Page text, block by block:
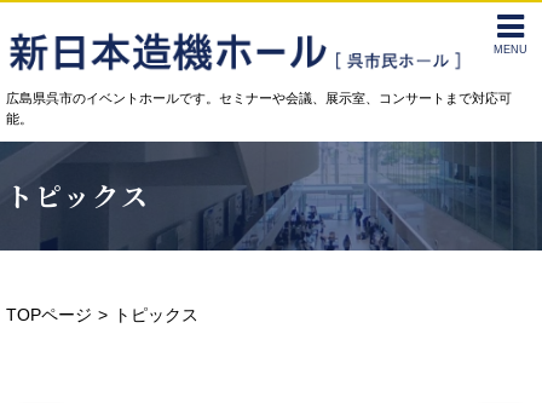
広島県呉市のイベントホールです。セミナーや会議、展示室、コンサートまで対応可
能。
トピックス
TOPページ トピックス
MENU